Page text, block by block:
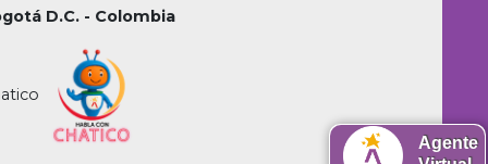
D.C. - Colombia
Agente